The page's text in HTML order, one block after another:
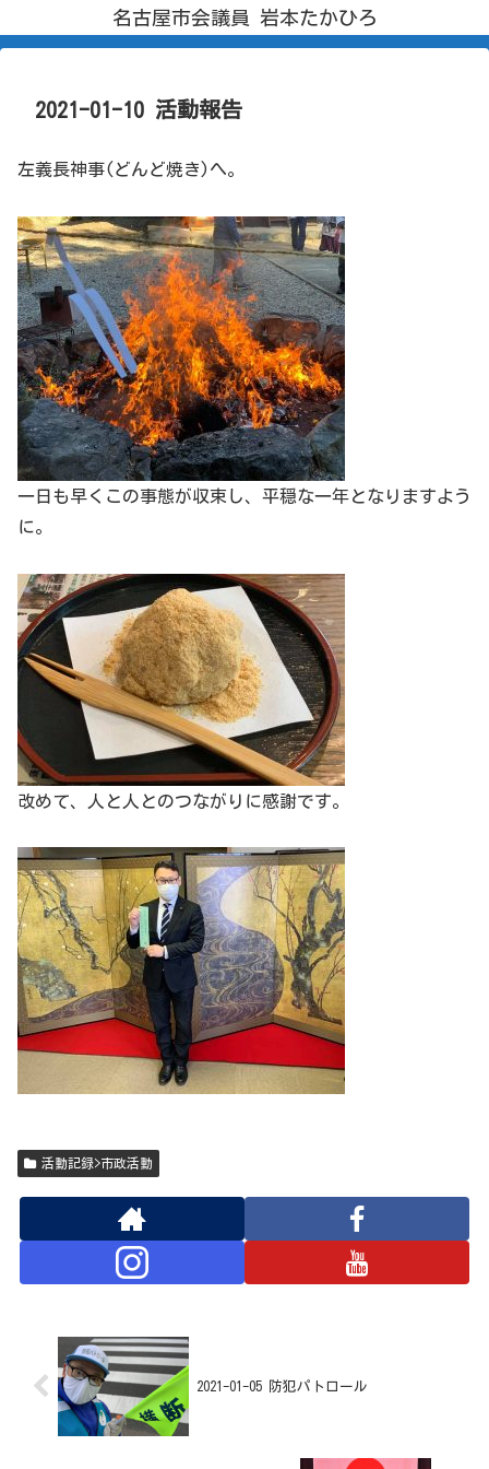
名古屋市会議員 岩本たかひろ
2021-01-10 活動報告
左義長神事(どんど焼き)へ。
一日も早くこの事態が収束し、平穏な一年となりますよう
に。
改めて、人と人とのつながりに感謝です。
活動記録>市政活動
2021-01-05 防犯パトロール